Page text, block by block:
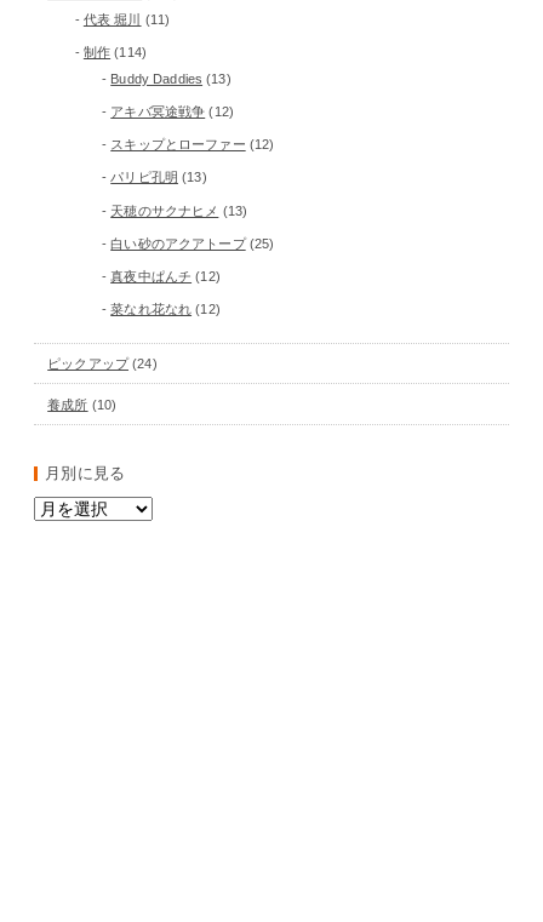
代表 堀川
(11)
制作 (114)
Buddy Daddies (13)
アキバ冥途戦争 (12)
スキップとローファー (12)
パリピ孔明 (13)
天穂のサクナヒメ (13)
白い砂のアクアトープ(25)
真夜中ぱんチ (12)
菜なれ花なれ (12)
ピックアップ(24)
養成所 (10)
月別に見る
月
別